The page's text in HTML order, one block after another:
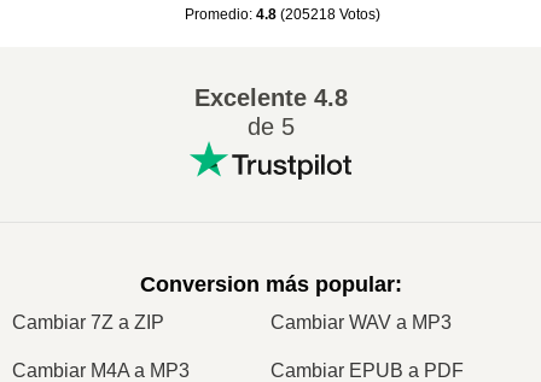
Promedio: 4.8 (205218 Votos)
Excelente4.8
de 5
Conversion más popular:
Cambiar 7Z a ZIP Cambiar WAV a MP3
Cambiar M4A a MP3 Cambiar EPUB a PDF